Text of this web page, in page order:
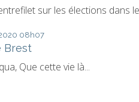
sur les élections dans
08h07
Brest
Que cette vie là...